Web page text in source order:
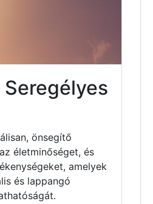
önsegítő
életminőséget, és
amelyek
és lappangó